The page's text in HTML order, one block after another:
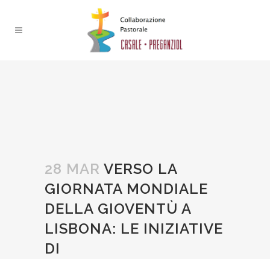
28 MAR VERSO LA
GIORNATA MONDIALE
DELLA GIOVENTÙ A
LISBONA: LE INIZIATIVE
DI